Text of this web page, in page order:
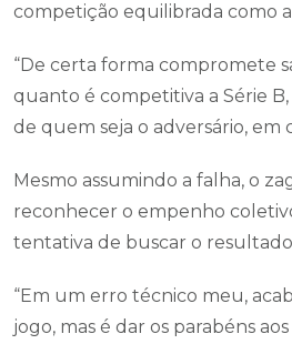
competição equilibrada como a
“De certa forma compromete
quanto é competitiva a Série
de quem seja o adversário, em
Mesmo assumindo a falha, o
reconhecer o empenho
tentativa de buscar o
“Em um erro técnico meu,
jogo, mas é dar os parabéns